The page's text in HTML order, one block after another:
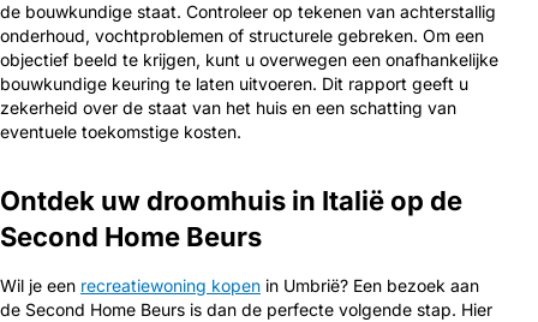
de bouwkundige staat. Controleer op tekenen van achterstallig
onderhoud, vochtproblemen of structurele gebreken. Om een
objectief beeld te krijgen, kunt u overwegen een onafhankelijke
bouwkundige keuring te laten uitvoeren. Dit rapport geeft u
zekerheid over de staat van het huis en een schatting van
eventuele toekomstige kosten.
Ontdek uw droomhuis in Italië op de
Second Home Beurs
Wil je een recreatiewoning kopen in Umbrië? Een bezoek aan
de Second Home Beurs is dan de perfecte volgende stap. Hier